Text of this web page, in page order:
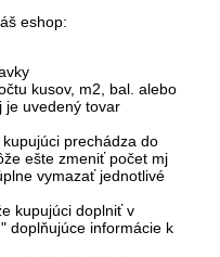
eshop:
kusov, m2, bal. alebo
je uvedený tovar
prechádza do
ešte zmeniť počet mj
vymazať jednotlivé
kupujúci doplniť v
doplňujúce informácie k